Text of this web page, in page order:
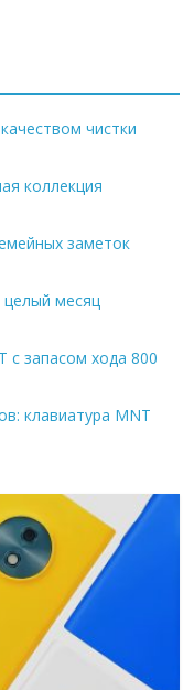
чистки
коллекция
заметок
месяц
с запасом хода 800
клавиатура MNT